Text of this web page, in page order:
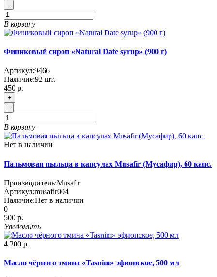
-
В корзину
Финиковый сироп «Natural Date syrup» (900 г)
Артикул:9466
Наличие:92 шт.
450 р.
+
-
В корзину
Нет в наличии
Пальмовая пыльца в капсулах Musafir (Мусафир), 60 капс.
Производитель:Musafir
Артикул:musafir004
Наличие:Нет в наличии
0
500 р.
Уведомить
4 200 р.
Масло чёрного тмина «Tasnim» эфиопское, 500 мл